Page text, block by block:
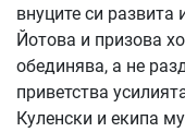
внуците си
Йотова и призова
обединява, а не
приветства
Куленски и екипа